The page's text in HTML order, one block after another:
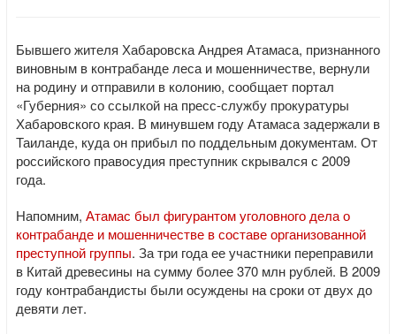
Бывшего жителя Хабаровска Андрея Атамаса, признанного
виновным в контрабанде леса и мошенничестве, вернули
на родину и отправили в колонию, сообщает портал
«Губерния» со ссылкой на пресс-службу прокуратуры
Хабаровского края. В минувшем году Атамаса задержали в
Таиланде, куда он прибыл по поддельным документам. От
российского правосудия преступник скрывался с 2009
года.
Напомним, Атамас был фигурантом уголовного дела о
контрабанде и мошенничестве в составе организованной
преступной группы. За три года ее участники переправили
в Китай древесины на сумму более 370 млн рублей. В 2009
году контрабандисты были осуждены на сроки от двух до
девяти лет.